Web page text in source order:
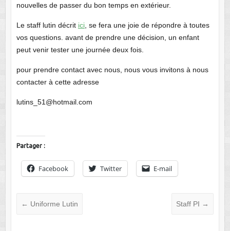
nouvelles de passer du bon temps en extérieur.
Le staff lutin décrit ici, se fera une joie de répondre à toutes
vos questions. avant de prendre une décision, un enfant
peut venir tester une journée deux fois.
pour prendre contact avec nous, nous vous invitons à nous
contacter à cette adresse
lutins_51@hotmail.com
Partager :
Facebook Twitter E-mail
← Uniforme Lutin Staff PI →